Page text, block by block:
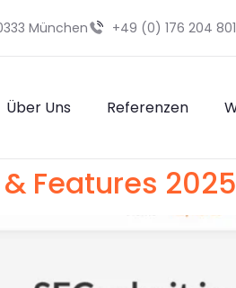
München +49 (0) 176 204
Über Uns Referenzen
Features 2025